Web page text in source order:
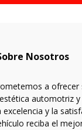
Nosotros
a ofrecer
automotriz
y la
reciba el